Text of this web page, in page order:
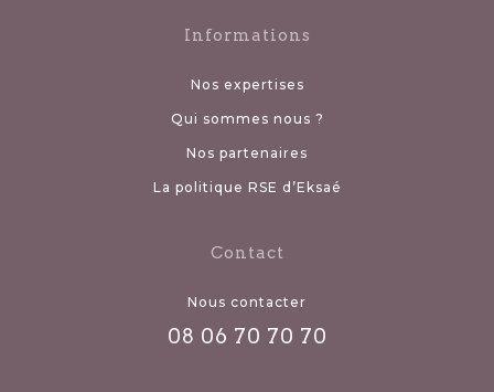
Informations
Nos expertises
Qui sommes nous ?
Nos partenaires
La politique RSE d’Eksaé
Contact
Nous contacter
08 06 70 70 70